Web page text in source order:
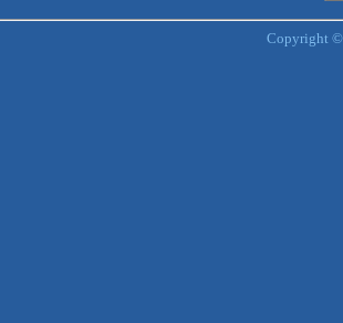
Copyright ©